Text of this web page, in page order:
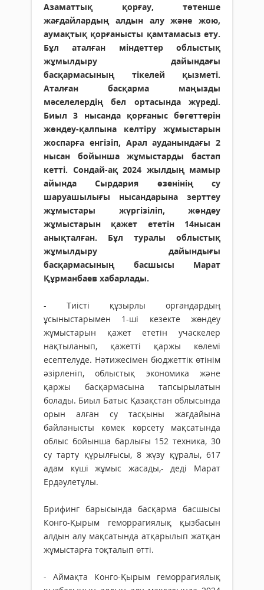
Азаматтық қорғау, төтенше
жағдайлардың алдын алу және жою,
аумақтық қорғанысты қамтамасыз ету.
Бұл аталған міндеттер облыстық
жұмылдыру дайындағы
басқармасының тікелей қызметі.
Аталған басқарма маңызды
мәселелердің бел ортасында жүреді.
Биыл 3 нысанда қорғаныс бөгеттерін
жөндеу-қалпына келтіру жұмыстарын
жоспарға енгізіп, Арал ауданындағы 2
нысан бойынша жұмыстарды бастап
кетті. Сондай-ақ 2024 жылдың мамыр
айында Сырдария өзенінің су
шаруашылығы нысандарына зерттеу
жұмыстары жүргізіліп, жөндеу
жұмыстарын қажет ететін 14нысан
анықталған. Бұл туралы облыстық
жұмылдыру дайындығы
басқармасының басшысы Марат
Құрманбаев хабарлады.
- Тиісті құзырлы органдардың
ұсыныстарымен 1-ші кезекте жөндеу
жұмыстарын қажет ететін учаскелер
нақтыланып, қажетті қаржы көлемі
есептелуде. Нәтижесімен бюджеттік өтінім
әзірленіп, облыстық экономика және
қаржы басқармасына тапсырылатын
болады. Биыл Батыс Қазақстан облысында
орын алған су тасқыны жағдайына
байланысты көмек көрсету мақсатында
облыс бойынша барлығы 152 техника, 30
су тарту құрылғысы, 8 жүзу құралы, 617
адам күші жұмыс жасады,- деді Марат
Ердәулетұлы.
Брифинг барысында басқарма басшысы
Конго-Қырым геморрагиялық қызбасын
алдын алу мақсатында атқарылып жатқан
жұмыстарға тоқталып өтті.
- Аймақта Конго-Қырым геморрагиялық